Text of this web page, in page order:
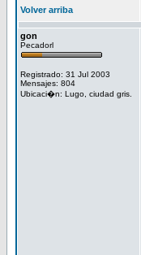
Volver arriba
gon
Pecadorl
Registrado: 31 Jul 2003
Mensajes: 804
Ubicaci�n: Lugo, ciudad gris.